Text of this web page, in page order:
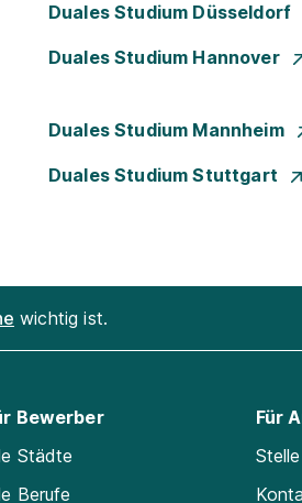
Duales Studium Düsseldorf
Duales Studium Hannover
Duales Studium Mannheim
Duales Studium Stuttgart
wichtig ist.
Bewerber
Städte
Berufe
Für